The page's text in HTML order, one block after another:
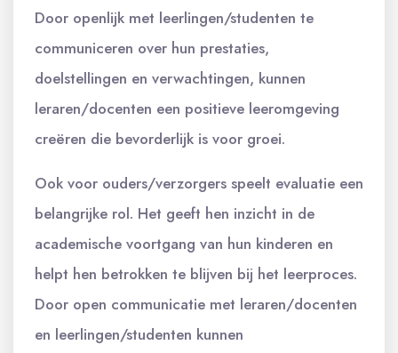
Door openlijk met leerlingen/studenten te
communiceren over hun prestaties,
doelstellingen en verwachtingen, kunnen
leraren/docenten een positieve leeromgeving
creëren die bevorderlijk is voor groei.
Ook voor ouders/verzorgers speelt evaluatie een
belangrijke rol. Het geeft hen inzicht in de
academische voortgang van hun kinderen en
helpt hen betrokken te blijven bij het leerproces.
Door open communicatie met leraren/docenten
en leerlingen/studenten kunnen